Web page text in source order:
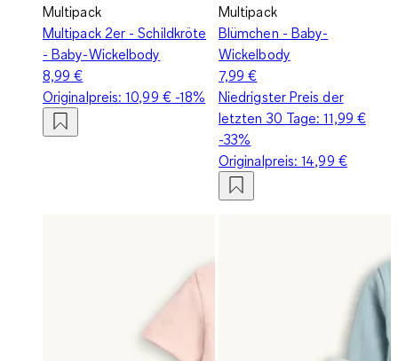
Multipack
Multipack 2er - Schildkröte
- Baby-Wickelbody
8,99 €
Originalpreis:10,99 €-18%
Multipack
Blümchen - Baby-
Wickelbody
7,99 €
Niedrigster Preis der
letzten 30 Tage:11,99 €
-33%
Originalpreis:14,99 €